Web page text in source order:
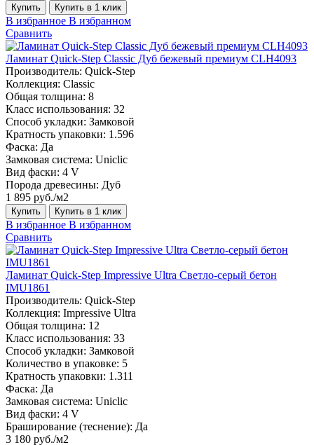
Купить Купить в 1 клик
В избранное В избранном
Сравнить
Ламинат Quick-Step Classic Дуб бежевый премиум CLH4093
Производитель: Quick-Step
Коллекция: Classic
Общая толщина: 8
Класс использования: 32
Способ укладки: Замковой
Кратность упаковки: 1.596
Фаска: Да
Замковая система: Uniclic
Вид фаски: 4 V
Порода древесины: Дуб
1 895 руб./м2
Купить Купить в 1 клик
В избранное В избранном
Сравнить
Ламинат Quick-Step Impressive Ultra Светло-серый бетон
IMU1861
Производитель: Quick-Step
Коллекция: Impressive Ultra
Общая толщина: 12
Класс использования: 33
Способ укладки: Замковой
Количество в упаковке: 5
Кратность упаковки: 1.311
Фаска: Да
Замковая система: Uniclic
Вид фаски: 4 V
Браширование (теснение): Да
3 180 руб./м2